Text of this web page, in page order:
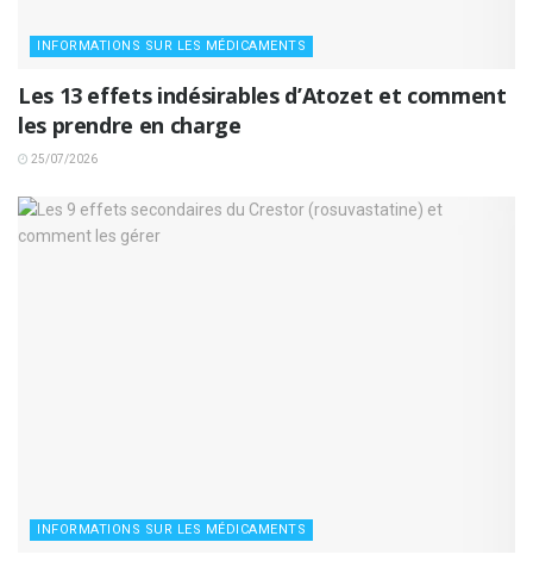
INFORMATIONS SUR LES MÉDICAMENTS
Les 13 effets indésirables d’Atozet et comment
les prendre en charge
25/07/2026
INFORMATIONS SUR LES MÉDICAMENTS